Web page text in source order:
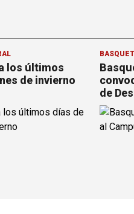
los últimos
de invierno
de